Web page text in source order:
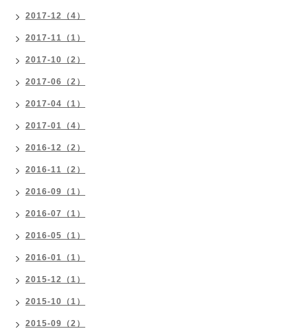
2017-12（4）
2017-11（1）
2017-10（2）
2017-06（2）
2017-04（1）
2017-01（4）
2016-12（2）
2016-11（2）
2016-09（1）
2016-07（1）
2016-05（1）
2016-01（1）
2015-12（1）
2015-10（1）
2015-09（2）